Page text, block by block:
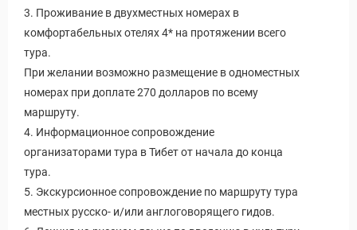
3. Проживание в двухместных номерах в
комфортабельных отелях 4* на протяжении всего
тура.
При желании возможно размещение в одноместных
номерах при доплате 270 долларов по всему
маршруту.
4. Информационное сопровождение
организаторами тура в Тибет от начала до конца
тура.
5. Экскурсионное сопровождение по маршруту тура
местных русско- и/или англоговорящего гидов.